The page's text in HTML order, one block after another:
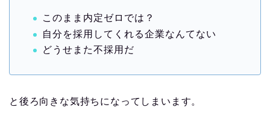
このまま内定ゼロでは？
自分を採用してくれる企業なんてない
どうせまた不採用だ
と後ろ向きな気持ちになってしまいます。